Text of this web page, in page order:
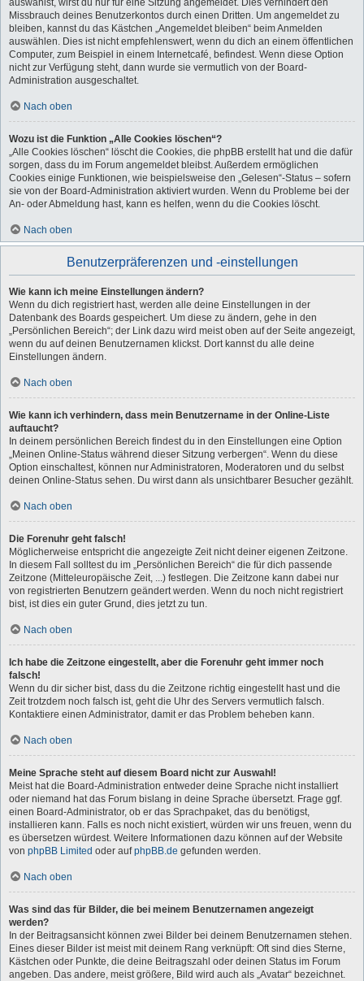
auswählst, wirst du nur für eine Sitzung angemeldet. Dies verhindert den
Missbrauch deines Benutzerkontos durch einen Dritten. Um angemeldet zu
bleiben, kannst du das Kästchen „Angemeldet bleiben“ beim Anmelden
auswählen. Dies ist nicht empfehlenswert, wenn du dich an einem öffentlichen
Computer, zum Beispiel in einem Internetcafé, befindest. Wenn diese Option
nicht zur Verfügung steht, dann wurde sie vermutlich von der Board-
Administration ausgeschaltet.
Nach oben
Wozu ist die Funktion „Alle Cookies löschen“?
„Alle Cookies löschen“ löscht die Cookies, die phpBB erstellt hat und die dafür
sorgen, dass du im Forum angemeldet bleibst. Außerdem ermöglichen
Cookies einige Funktionen, wie beispielsweise den „Gelesen“-Status – sofern
sie von der Board-Administration aktiviert wurden. Wenn du Probleme bei der
An- oder Abmeldung hast, kann es helfen, wenn du die Cookies löscht.
Nach oben
Benutzerpräferenzen und -einstellungen
Wie kann ich meine Einstellungen ändern?
Wenn du dich registriert hast, werden alle deine Einstellungen in der
Datenbank des Boards gespeichert. Um diese zu ändern, gehe in den
„Persönlichen Bereich“; der Link dazu wird meist oben auf der Seite angezeigt,
wenn du auf deinen Benutzernamen klickst. Dort kannst du alle deine
Einstellungen ändern.
Nach oben
Wie kann ich verhindern, dass mein Benutzername in der Online-Liste
auftaucht?
In deinem persönlichen Bereich findest du in den Einstellungen eine Option
„Meinen Online-Status während dieser Sitzung verbergen“. Wenn du diese
Option einschaltest, können nur Administratoren, Moderatoren und du selbst
deinen Online-Status sehen. Du wirst dann als unsichtbarer Besucher gezählt.
Nach oben
Die Forenuhr geht falsch!
Möglicherweise entspricht die angezeigte Zeit nicht deiner eigenen Zeitzone.
In diesem Fall solltest du im „Persönlichen Bereich“ die für dich passende
Zeitzone (Mitteleuropäische Zeit, ...) festlegen. Die Zeitzone kann dabei nur
von registrierten Benutzern geändert werden. Wenn du noch nicht registriert
bist, ist dies ein guter Grund, dies jetzt zu tun.
Nach oben
Ich habe die Zeitzone eingestellt, aber die Forenuhr geht immer noch
falsch!
Wenn du dir sicher bist, dass du die Zeitzone richtig eingestellt hast und die
Zeit trotzdem noch falsch ist, geht die Uhr des Servers vermutlich falsch.
Kontaktiere einen Administrator, damit er das Problem beheben kann.
Nach oben
Meine Sprache steht auf diesem Board nicht zur Auswahl!
Meist hat die Board-Administration entweder deine Sprache nicht installiert
oder niemand hat das Forum bislang in deine Sprache übersetzt. Frage ggf.
einen Board-Administrator, ob er das Sprachpaket, das du benötigst,
installieren kann. Falls es noch nicht existiert, würden wir uns freuen, wenn du
es übersetzen würdest. Weitere Informationen dazu können auf der Website
von phpBB Limited oder aufphpBB.de gefunden werden.
Nach oben
Was sind das für Bilder, die bei meinem Benutzernamen angezeigt
werden?
In der Beitragsansicht können zwei Bilder bei deinem Benutzernamen stehen.
Eines dieser Bilder ist meist mit deinem Rang verknüpft: Oft sind dies Sterne,
Kästchen oder Punkte, die deine Beitragszahl oder deinen Status im Forum
angeben. Das andere, meist größere, Bild wird auch als „Avatar“ bezeichnet.